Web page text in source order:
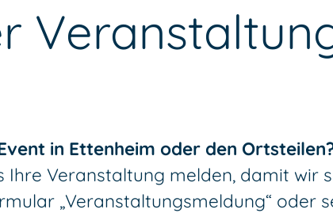
in Ettenheim oder den
Ihre Veranstaltung melden, damit
„Veranstaltungsmeldung“ oder